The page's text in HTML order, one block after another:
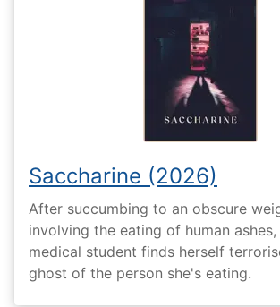
Saccharine (2026)
After succumbing to an obscure
involving the eating of human
medical student finds herself
ghost of the person she's eating.